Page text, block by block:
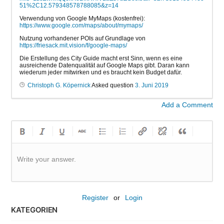
51%2C12.579348578788085&z=14
Verwendung von Google MyMaps (kostenfrei):
https://www.google.com/maps/about/mymaps/
Nutzung vorhandener POIs auf Grundlage von
https://friesack.mit.vision/f/google-maps/
Die Erstellung des City Guide macht erst Sinn, wenn es eine
ausreichende Datenqualität auf Google Maps gibt. Daran kann
wiederum jeder mitwirken und es braucht kein Budget dafür.
Christoph G. KöpernickAsked question 3. Juni 2019
Add a Comment
Write your answer.
Register or Login
KATEGORIEN